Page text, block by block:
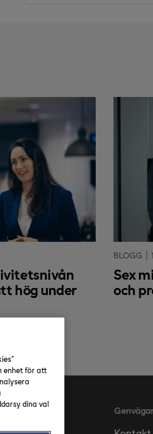
hög under
BLOGG
Sex
och
enhet för att
dina val